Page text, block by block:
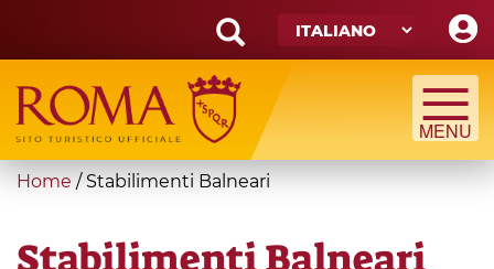
main
content
Search
form
Cerca
You
here
Home /Stabilimenti Balneari